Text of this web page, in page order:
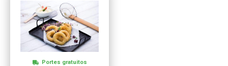
Portes gratuitos
Más info